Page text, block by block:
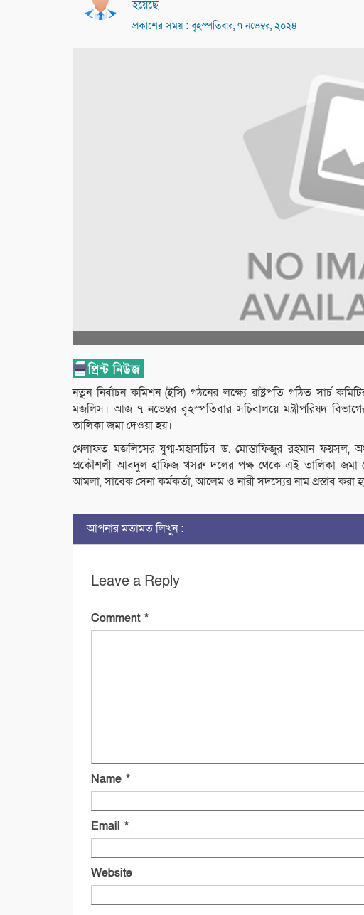
হয়েছে
প্রকাশের সময় : বৃহস্পতিবার, ৭ নভেম্বর, ২০২৪
নতুন নির্বাচন কমিশন (ইসি) গঠনের লক্ষ্যে রাষ্ট্রপতি গঠিত সার্চ
মজলিস। আজ ৭ নভেম্বর বৃহস্পতিবার সচিবালয়ে মন্ত্রীপরিষদ
তালিকা জমা দেওয়া হয়।
খেলাফত মজলিসের যুগ্ম-মহাসচিব ড. মোস্তাফিজুর রহমান
প্রকৌশলী আবদুল হাফিজ খসরু দলের পক্ষ থেকে এই তালিকা জমা
আমলা, সাবেক সেনা কর্মকর্তা, আলেম ও নারী সদস্যের নাম প্রস্তাব করা
আপনার মতামত লিখুন :
Leave a Reply
Comment *
Name *
Email *
Website